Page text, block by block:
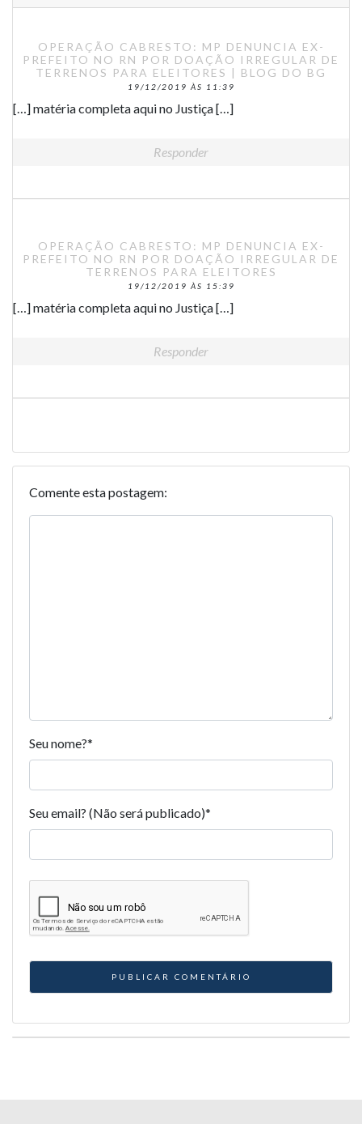
OPERAÇÃO CABRESTO: MP DENUNCIA EX-
PREFEITO NO RN POR DOAÇÃO IRREGULAR DE
TERRENOS PARA ELEITORES | BLOG DO BG
19/12/2019 ÀS 11:39
[…] matéria completa aqui no Justiça […]
Responder
OPERAÇÃO CABRESTO: MP DENUNCIA EX-
PREFEITO NO RN POR DOAÇÃO IRREGULAR DE
TERRENOS PARA ELEITORES
19/12/2019 ÀS 15:39
[…] matéria completa aqui no Justiça […]
Responder
Comente esta postagem:
Seu nome?*
Seu email? (Não será publicado)*